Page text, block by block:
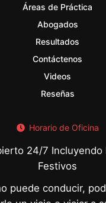
Áreas de Práctica
Abogados
Resultados
Contáctenos
Videos
Reseñas
Horario de Oficina
24/7 Incluyendo
Festivos
puede conducir,